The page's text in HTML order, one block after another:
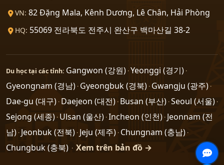
VN: 82 Đặng Mala, Kênh Dương, Lê Chân, Hải Phòng
HQ: 55069 전라북도 전주시 완산구 백마산길 38-2
Du học tại các tỉnh: Gangwon (강원) ·Yeonggi (경기) ·
Gyeongnam (경남) · Gyeongbuk (경북) · Gwangju (광주) ·
Dae-gu (대구) · Daejeon (대전) · Busan (부산) ·Seoul (서울) ·
Sejong (세종) · Ulsan (울산) ·Incheon (인천) · Jeonnam (전
남) · Jeonbuk (전북) · Jeju (제주) · Chungnam (충남) ·
Chungbuk (충북) · Xem trên bản đồ →